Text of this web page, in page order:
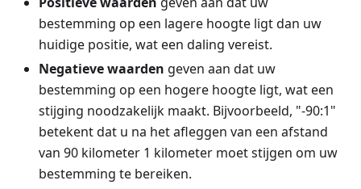
bestemming op een lagere hoogte ligt dan uw
huidige positie, wat een daling vereist.
Negatieve waarden geven aan dat uw
bestemming op een hogere hoogte ligt, wat een
stijging noodzakelijk maakt. Bijvoorbeeld, "-90:1"
betekent dat u na het afleggen van een afstand
van 90 kilometer 1 kilometer moet stijgen om uw
bestemming te bereiken.